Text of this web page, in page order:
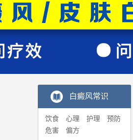
白癜风常识
饮食 心理 护理
预防
危害
偏方